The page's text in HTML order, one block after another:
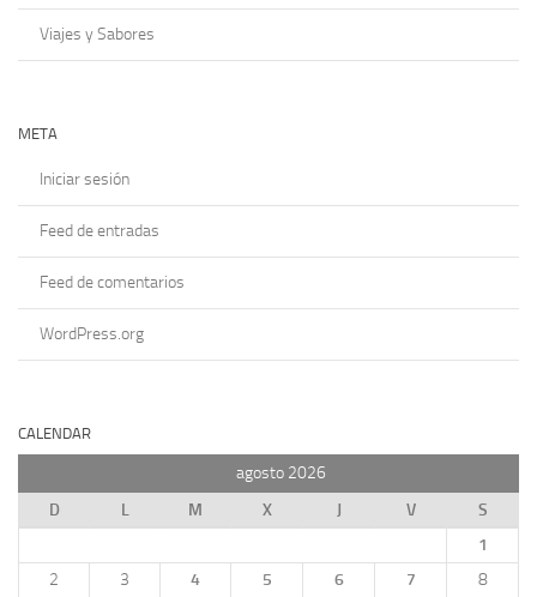
Viajes y Sabores
META
Iniciar sesión
Feed de entradas
Feed de comentarios
WordPress.org
CALENDAR
agosto 2026
D
L M X J V
S
1
2
3 4 5 6 7
8